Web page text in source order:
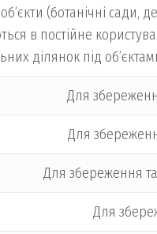
(ботанічні
в постійне
ділянок під
Для
Для
Для збереження
Для